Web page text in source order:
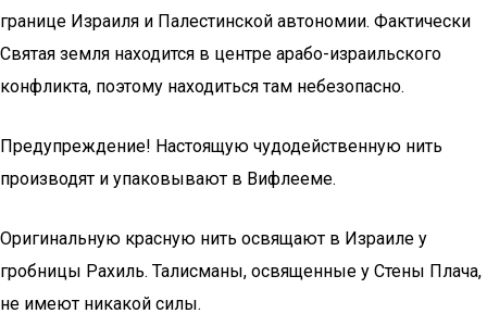
границе Израиля и Палестинской автономии. Фактически
Святая земля находится в центре арабо-израильского
конфликта, поэтому находиться там небезопасно.
Предупреждение! Настоящую чудодейственную нить
производят и упаковывают в Вифлееме.
Оригинальную красную нить освящают в Израиле у
гробницы Рахиль. Талисманы, освященные у Стены Плача,
не имеют никакой силы.